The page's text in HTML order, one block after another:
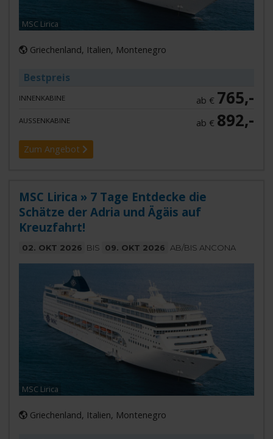
MSC Lirica
Griechenland, Italien, Montenegro
Bestpreis
INNENKABINE ab € 765,-
AUSSENKABINE ab € 892,-
Zum Angebot
MSC Lirica » 7 Tage Entdecke die
Schätze der Adria und Ägäis auf
Kreuzfahrt!
02. OKT 2026 BIS 09. OKT 2026 AB/BIS ANCONA
MSC Lirica
Griechenland, Italien, Montenegro